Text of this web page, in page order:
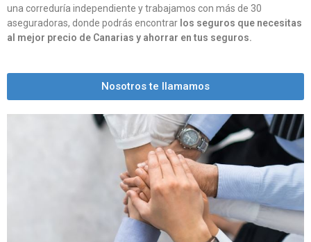
una correduría independiente y trabajamos con más de 30
aseguradoras, donde podrás encontrar los seguros que necesitas
al mejor precio de Canarias y ahorrar en tus seguros.
Nosotros te llamamos